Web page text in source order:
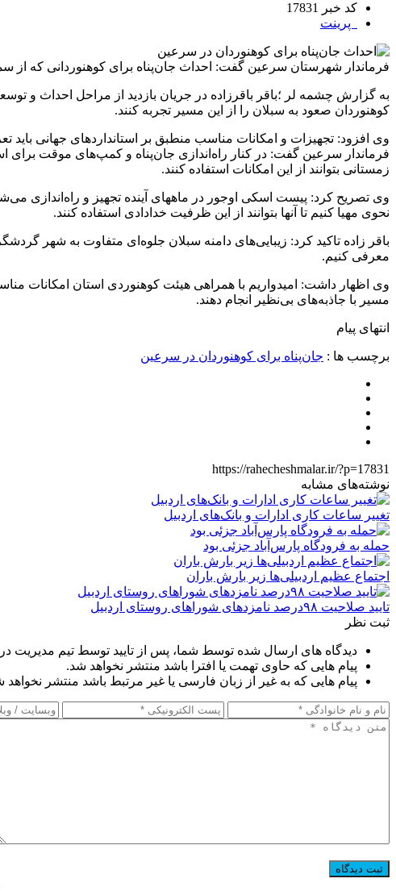
کد خبر 17831
پرینت
فرماندار شهرستان سرعین گفت: احداث جان‌پناه برای کوهنوردانی که
به گزارش چشمه لر ؛باقر باقرزاده در جریان بازدید از مراحل احداث و
کوهنوردان صعود به سبلان را از این مسیر تجربه کنند.
وی افزود: تجهیزات و امکانات مناسب منطبق بر استانداردهای جهانی
فرماندار سرعین گفت: در کنار راه‌اندازی جان‌پناه و کمپ‌های موقت برای
زمستانی بتوانند از این امکانات استفاده کنند.
نحوی مهیا کنیم تا آنها بتوانند از این ظرفیت خدادادی استفاده کنند.
باقر زاده تاکید کرد: زیبایی‌های دامنه سبلان جلوه‌ای متفاوت به شهر
معرفی کنیم.
وی اظهار داشت: امیدواریم با همراهی هیئت کوهنوردی استان امکانات
مسیر با جاذبه‌های بی‌نظیر انجام دهند.
انتهای پیام
برچسب ها : جان‌پناه برای کوهنوردان در سرعین
https://rahecheshmalar.ir/?p=17831
نوشته‌های مشابه
تغییر ساعات کاری ادارات و بانک‌های اردبیل
حمله به فرودگاه پارس‌‌آباد جزئی بود
اجتماع عظیم اردبیلی‌ها زیر بارش باران
تایید صلاحیت ۹۸درصد نامزدهای شوراهای روستای اردبیل
ثبت نظر
دیدگاه های ارسال شده توسط شما، پس از تایید توسط تیم مدیریت
پیام هایی که حاوی تهمت یا افترا باشد منتشر نخواهد شد.
پیام هایی که به غیر از زبان فارسی یا غیر مرتبط باشد منتشر نخواهد